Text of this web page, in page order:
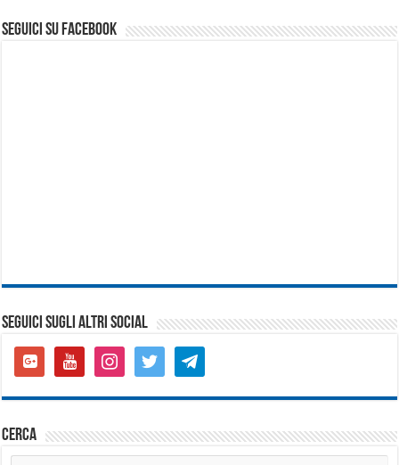
seguici su facebook
SEGUICI SUGLI ALTRI SOCIAL
google-
plus-
youtubeinstagramtwitter telegram
cerca